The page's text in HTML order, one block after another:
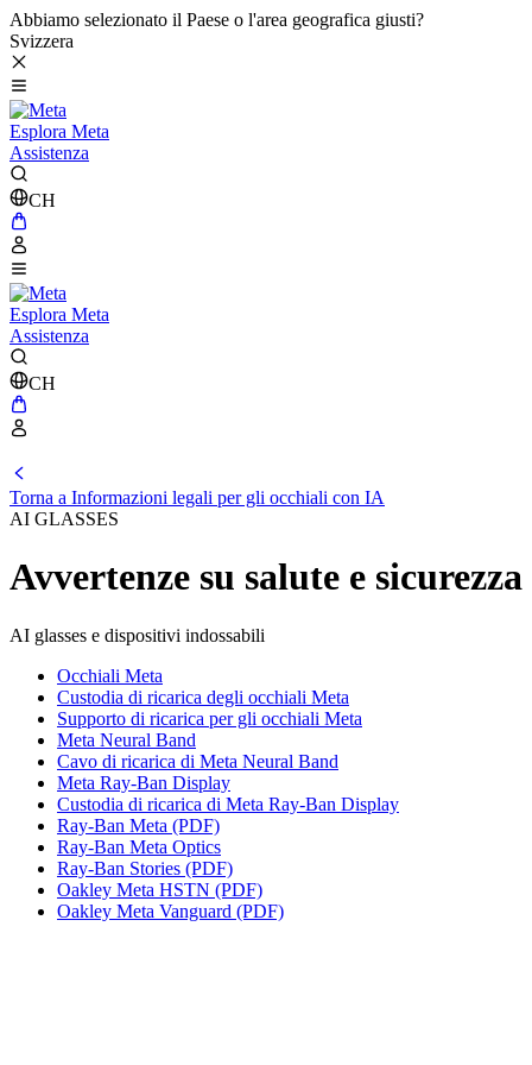
Abbiamo selezionato il Paese o l'area geografica giusti?
Svizzera
Esplora Meta
Assistenza
CH
Esplora Meta
Assistenza
CH
Torna a Informazioni legali per gli occhiali con IA
AI GLASSES
Avvertenze su salute e sicurezza
AI glasses e dispositivi indossabili
Occhiali Meta
Custodia di ricarica degli occhiali Meta
Supporto di ricarica per gli occhiali Meta
Meta Neural Band
Cavo di ricarica di Meta Neural Band
Meta Ray-Ban Display
Custodia di ricarica di Meta Ray-Ban Display
Ray-Ban Meta (PDF)
Ray-Ban Meta Optics
Ray-Ban Stories (PDF)
Oakley Meta HSTN (PDF)
Oakley Meta Vanguard (PDF)